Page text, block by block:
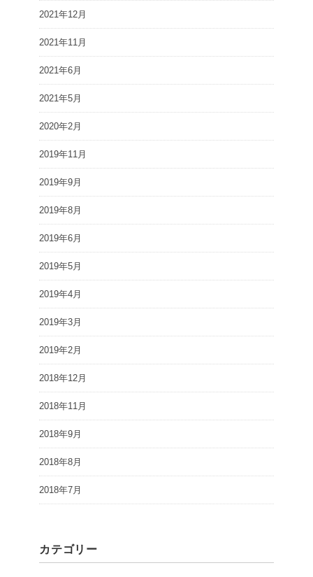
2021年12月
2021年11月
2021年6月
2021年5月
2020年2月
2019年11月
2019年9月
2019年8月
2019年6月
2019年5月
2019年4月
2019年3月
2019年2月
2018年12月
2018年11月
2018年9月
2018年8月
2018年7月
カテゴリー